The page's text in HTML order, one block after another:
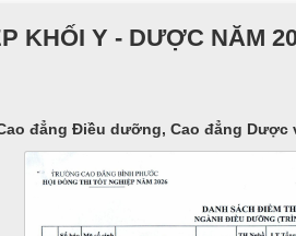
KHỐI Y - DƯỢC NĂM
đẳng Điều dưỡng, Cao đẳng Dược